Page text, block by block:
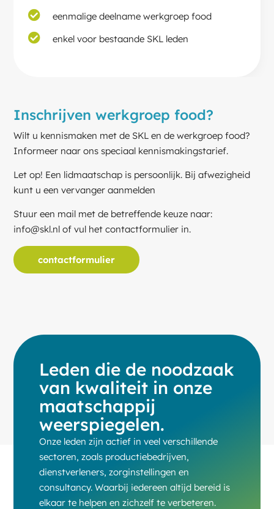
eenmalige deelname werkgroep food
enkel voor bestaande SKL leden
Inschrijven werkgroep food?
Wilt u kennismaken met de SKL en de werkgroep food?
Informeer naar ons speciaal kennismakingstarief.
Let op! Een lidmaatschap is persoonlijk. Bij afwezigheid
kunt u een vervanger aanmelden
Stuur een mail met de betreffende keuze naar:
info@skl.nl of vul het contactformulier in.
contactformulier
Leden die de noodzaak
van kwaliteit in onze
maatschappij
weerspiegelen.
Onze leden zijn actief in veel verschillende
sectoren, zoals productiebedrijven,
dienstverleners, zorginstellingen en
consultancy. Waarbij iedereen altijd bereid is
elkaar te helpen en zichzelf te verbeteren.